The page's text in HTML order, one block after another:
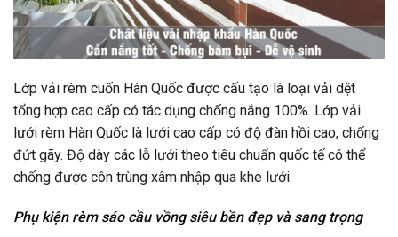
Lớp vải rèm cuốn Hàn Quốc được cấu tạo là loại vải dệt
tổng hợp cao cấp có tác dụng chống nắng 100%. Lớp vải
lưới rèm Hàn Quốc là lưới cao cấp có độ đàn hồi cao, chống
đứt gãy. Độ dày các lỗ lưới theo tiêu chuẩn quốc tế có thể
chống được côn trùng xâm nhập qua khe lưới.
Phụ kiện rèm sáo cầu vồng siêu bền đẹp và sang trọng